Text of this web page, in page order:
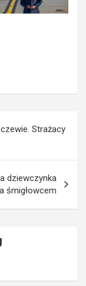
Strażacy
dziewczynka
śmigłowcem